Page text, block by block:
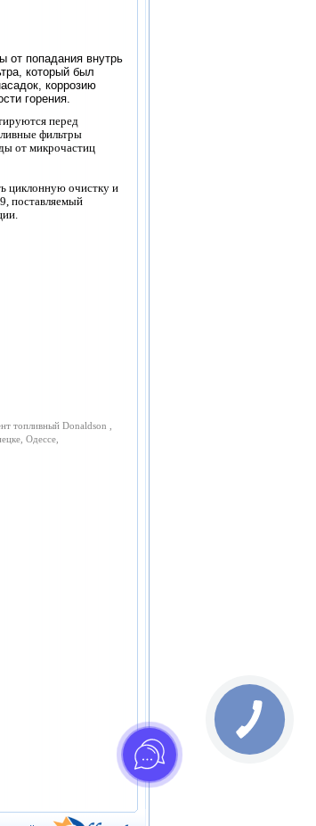
от попадания внутрь
который был
коррозию
горения.
перед
фильтры
от микрочастиц
циклонную очистку и
, поставляемый
топливный Donaldson ,
Одессе,